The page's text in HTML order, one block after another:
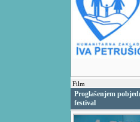
Film
Proglašenjem
festival